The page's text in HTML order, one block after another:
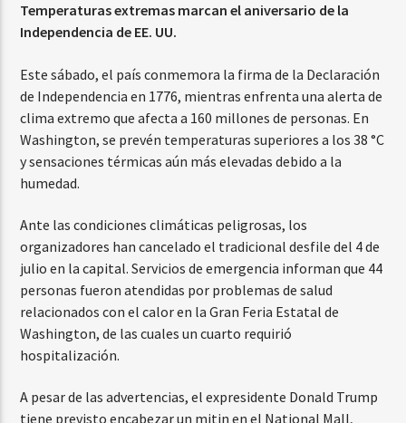
Temperaturas extremas marcan el aniversario de la
Independencia de EE. UU.
Este sábado, el país conmemora la firma de la Declaración
de Independencia en 1776, mientras enfrenta una alerta de
clima extremo que afecta a 160 millones de personas. En
Washington, se prevén temperaturas superiores a los 38 °C
y sensaciones térmicas aún más elevadas debido a la
humedad.
Ante las condiciones climáticas peligrosas, los
organizadores han cancelado el tradicional desfile del 4 de
julio en la capital. Servicios de emergencia informan que 44
personas fueron atendidas por problemas de salud
relacionados con el calor en la Gran Feria Estatal de
Washington, de las cuales un cuarto requirió
hospitalización.
A pesar de las advertencias, el expresidente Donald Trump
tiene previsto encabezar un mitin en el National Mall,